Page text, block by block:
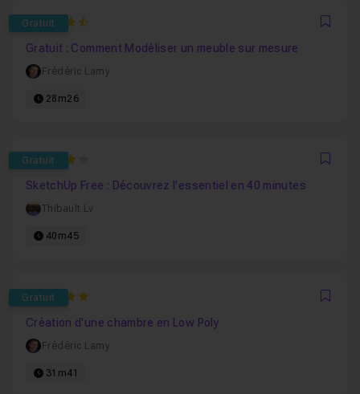
Gratuit
4.6944444444444
Gratuit : Comment Modéliser un meuble sur mesure
Frédéric Lamy
28m26
Gratuit
4
SketchUp Free : Découvrez l'essentiel en 40 minutes
Thibault Lv
40m45
Gratuit
5
Création d'une chambre en Low Poly
Frédéric Lamy
31m41